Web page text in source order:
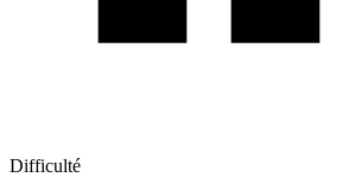
Difficulté